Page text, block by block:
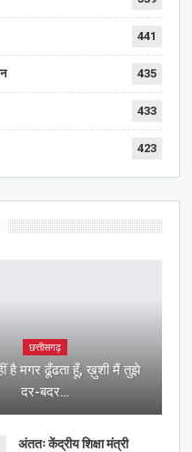
441
435
433
423
छत्तीसगढ़
है मगर ढूँढता हूँ, ख़ुशी मैं तुझे
दर-बदर…
अंततः केंद्रीय शिक्षा मंत्री